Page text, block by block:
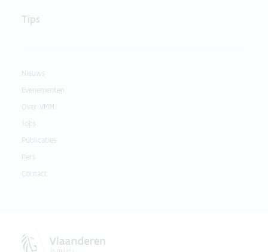
Tips
Nieuws
Evenementen
Over VMM
Jobs
Publicaties
Pers
Contact